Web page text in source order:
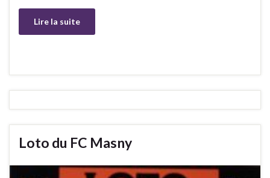
Lire la suite
Loto du FC Masny